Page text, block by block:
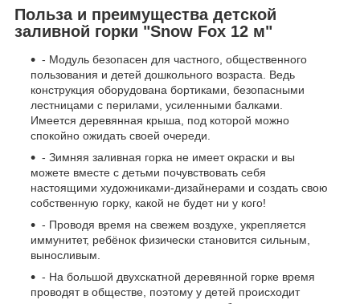
Польза и преимущества детской
заливной горки "Snow Fox 12 м"
- Модуль безопасен для частного, общественного
пользования и детей дошкольного возраста. Ведь
конструкция оборудована бортиками, безопасными
лестницами с перилами, усиленными балками.
Имеется деревянная крыша, под которой можно
спокойно ожидать своей очереди.
- Зимняя заливная горка не имеет окраски и вы
можете вместе с детьми почувствовать себя
настоящими художниками-дизайнерами и создать свою
собственную горку, какой не будет ни у кого!
- Проводя время на свежем воздухе, укрепляется
иммунитет, ребёнок физически становится сильным,
выносливым.
- На большой двухскатной деревянной горке время
проводят в обществе, поэтому у детей происходит